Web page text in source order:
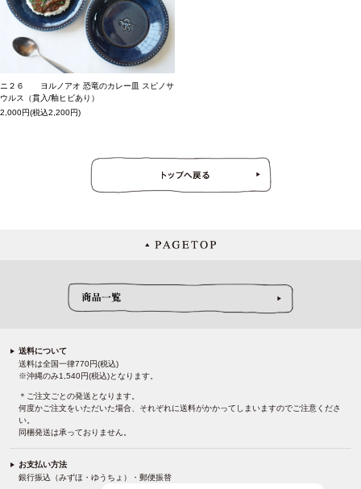
ニ２６ ヨルノアオ 恐竜のカレー皿 スピノサ
ウルス（貫入/釉ヒビあり）
2,000円(税込2,200円)
送料について
送料は全国一律770円(税込)
※沖縄のみ1,540円(税込)となります。
＊ご注文ごとの発送となります。
何度かご注文をいただいた場合、それぞれに送料がかかってしまいますのでご注意くださ
い。
同梱発送は承っておりません。
お支払い方法
銀行振込（みずほ・ゆうちょ）・郵便振替